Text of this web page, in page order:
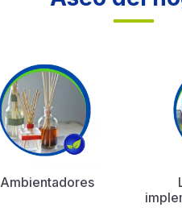
Ambientadores